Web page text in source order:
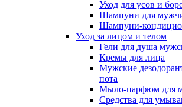
Уход для усов и
Шампуни для
Шампуни-
Уход за лицом и телом
Гели для душа
Кремы для лица
Мужские
пота
Мыло-парфюм для
Средства для